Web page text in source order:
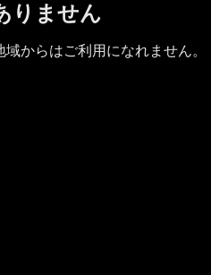
りません
からはご利用になれません。